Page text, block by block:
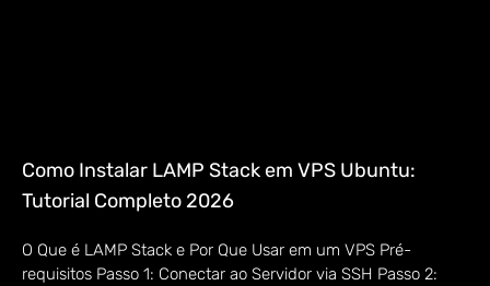
Como Instalar LAMP Stack em VPS Ubuntu:
Tutorial Completo 2026
O Que é LAMP Stack e Por Que Usar em um VPS Pré-
requisitos Passo 1: Conectar ao Servidor via SSH Passo 2: